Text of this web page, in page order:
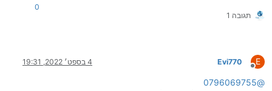
תגובה 1
0
E
מנותק
Evi770 4 בספט׳ 2022, 19:31
@
0796069755